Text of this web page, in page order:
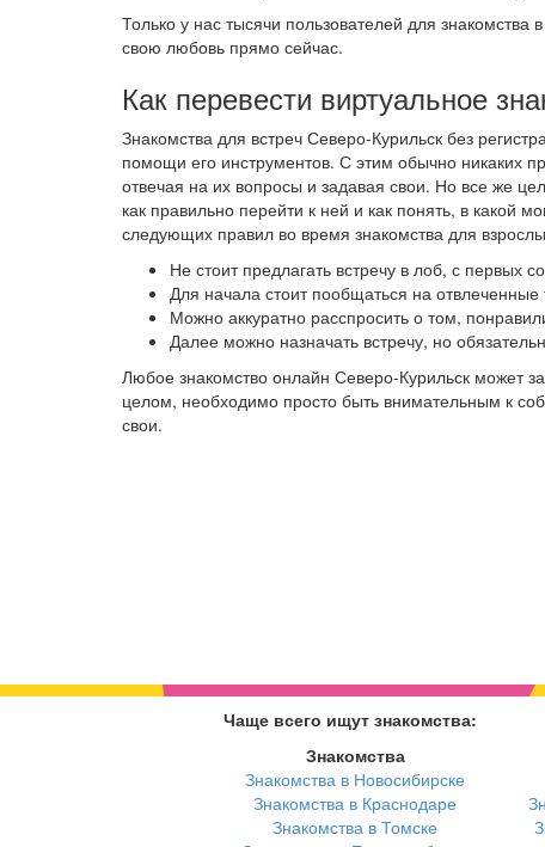
Только у нас тысячи пользователей для
свою любовь прямо сейчас.
Как перевести виртуальное
Знакомства для встреч Северо-Курильск без
помощи его инструментов. С этим обычно никаких
отвечая на их вопросы и задавая свои. Но все же
как правильно перейти к ней и как понять, в какой
следующих правил во время знакомства для
Не стоит предлагать встречу в лоб, с первых
Для начала стоит пообщаться на отвлеченные
Можно аккуратно расспросить о том,
Далее можно назначать встречу, но
Любое знакомство онлайн Северо-Курильск может
целом, необходимо просто быть внимательным к
свои.
Чаще всего ищут знакомства:
Знакомства
Знакомства в Новосибирске
Знакомства в Краснодаре
Знакомства в Томске